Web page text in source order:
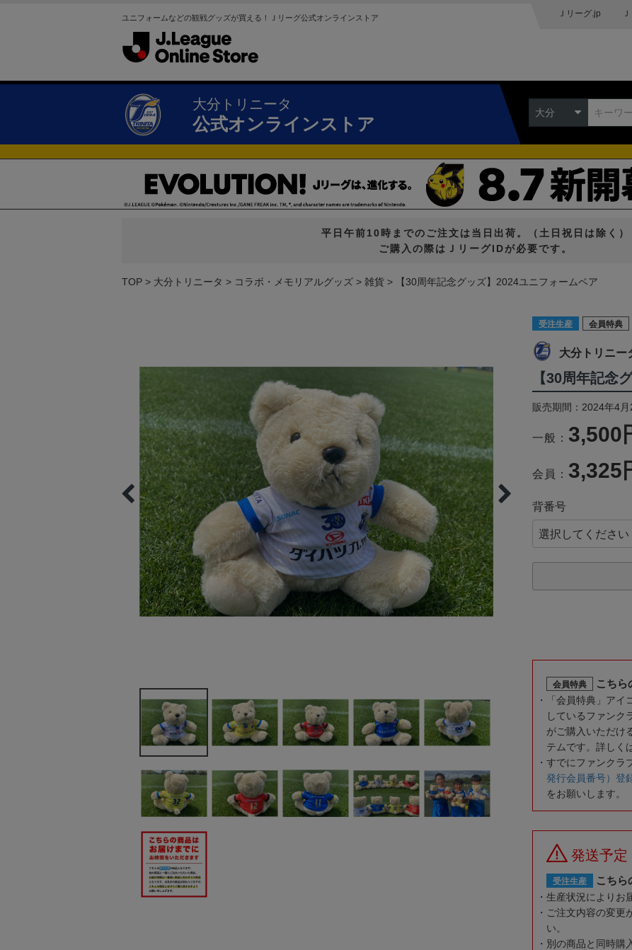
ユニフォームなどの観戦グッズが買える！Ｊリーグ公式オンラインストア Ｊリーグ.jp
大分トリニータ
公式オンラインストア
大分
平日午前10時までのご注文は当日出荷。（土日祝日は除く）
ご購入の際はＪリーグIDが必要です。
TOP 大分トリニータ コラボ・メモリアルグッズ 雑貨 【30周年記念グッズ】2024ユニフォームベア
受注生産 会員特典
大分トリニー
【30周年記念
販売期間：2024年4
一般： 3,500
会員： 3,325
背番号
会員特典 こちら
「会員特典」ア
しているファンク
がご購入いただけ
テムです。詳しく
すでにファンクラ
発行会員番号）登
をお願いします。
発送予定
受注生産 こちら
生産状況によりお
ご注文内容の変更
い。
別の商品と同時購